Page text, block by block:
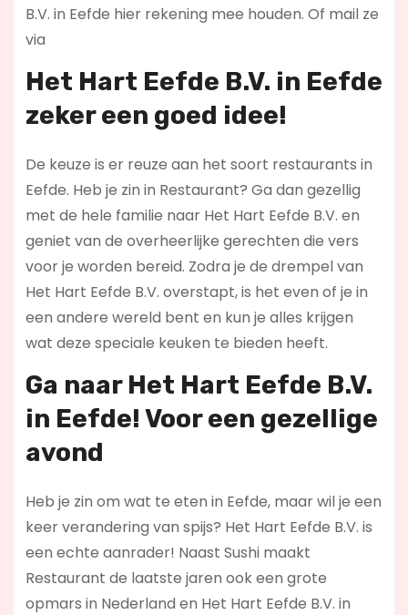
B.V. in Eefde hier rekening mee houden. Of mail ze
via
Het Hart Eefde B.V. in Eefde
zeker een goed idee!
De keuze is er reuze aan het soort restaurants in
Eefde. Heb je zin in Restaurant? Ga dan gezellig
met de hele familie naar Het Hart Eefde B.V. en
geniet van de overheerlijke gerechten die vers
voor je worden bereid. Zodra je de drempel van
Het Hart Eefde B.V. overstapt, is het even of je in
een andere wereld bent en kun je alles krijgen
wat deze speciale keuken te bieden heeft.
Ga naar Het Hart Eefde B.V.
in Eefde! Voor een gezellige
avond
Heb je zin om wat te eten in Eefde, maar wil je een
keer verandering van spijs? Het Hart Eefde B.V. is
een echte aanrader! Naast Sushi maakt
Restaurant de laatste jaren ook een grote
opmars in Nederland en Het Hart Eefde B.V. in